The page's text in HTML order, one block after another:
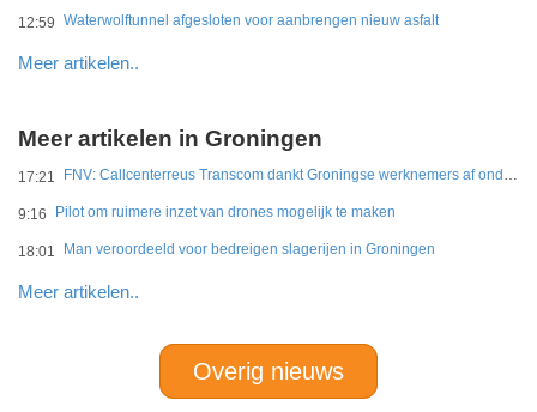
12:59 Waterwolftunnel afgesloten voor aanbrengen nieuw asfalt
Meer artikelen..
Meer artikelen in Groningen
17:21 FNV: Callcenterreus Transcom dankt Groningse werknemers af ondanks miljoenenwinsten
9:16 Pilot om ruimere inzet van drones mogelijk te maken
18:01 Man veroordeeld voor bedreigen slagerijen in Groningen
Meer artikelen..
Overig nieuws